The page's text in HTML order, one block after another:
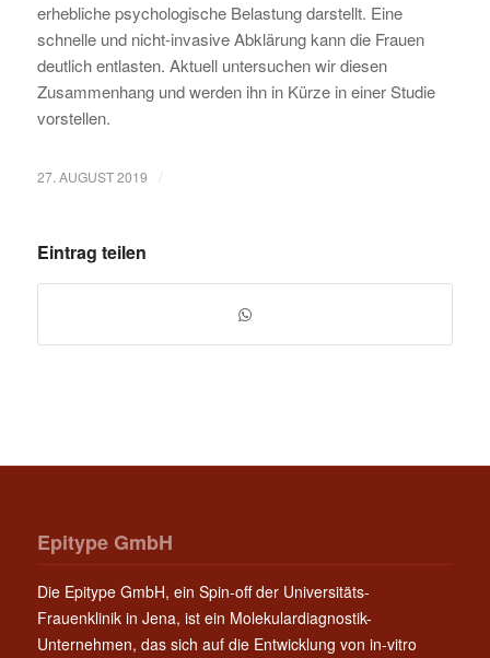
erhebliche psychologische Belastung darstellt. Eine
schnelle und nicht-invasive Abklärung kann die Frauen
deutlich entlasten. Aktuell untersuchen wir diesen
Zusammenhang und werden ihn in Kürze in einer Studie
vorstellen.
27. AUGUST 2019 /
Eintrag teilen
Epitype GmbH
Die Epitype GmbH, ein Spin-off der Universitäts-
Frauenklinik in Jena, ist ein Molekulardiagnostik-
Unternehmen, das sich auf die Entwicklung von in-vitro